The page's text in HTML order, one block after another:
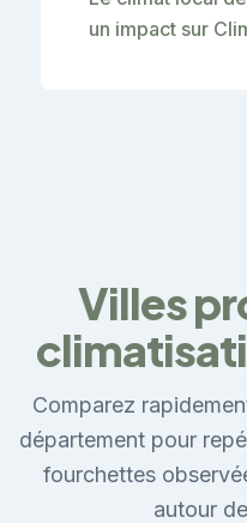
un impact sur
Villes
Comparez
département pour
fourchettes
autour